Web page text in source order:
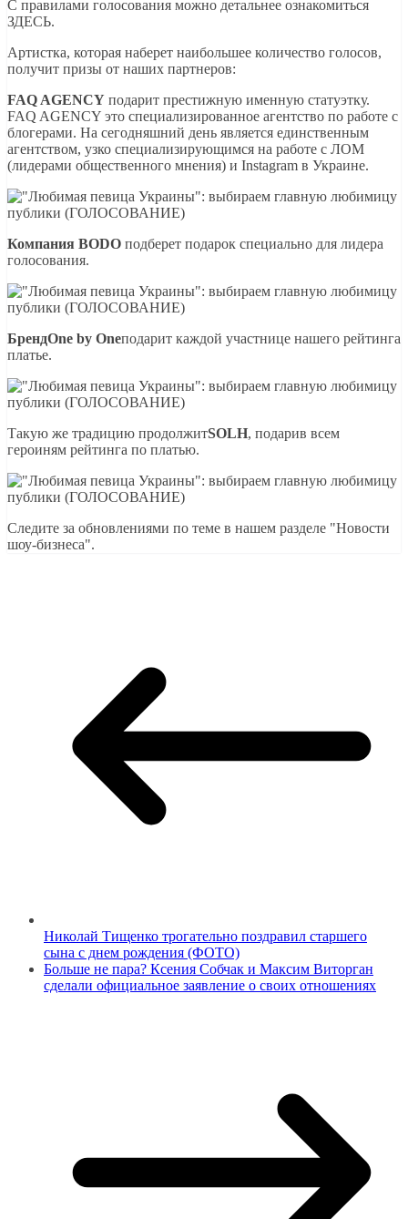
С правилами голосования можно детальнее ознакомиться
ЗДЕСЬ.
Артистка, которая наберет наибольшее количество голосов,
получит призы от наших партнеров:
FAQ AGENCY подарит престижную именную статуэтку.
FAQ AGENCY это специализированное агентство по работе с
блогерами. На сегодняшний день является единственным
агентством, узко специализирующимся на работе с ЛОМ
(лидерами общественного мнения) и Instagram в Украине.
Компания BODO подберет подарок специально для лидера
голосования.
БрендOne by Oneподарит каждой участнице нашего рейтинга
платье.
Такую же традицию продолжитSOLH, подарив всем
героиням рейтинга по платью.
Следите за обновлениями по теме в нашем разделе "Новости
шоу-бизнеса".
Николай Тищенко трогательно поздравил старшего
сына с днем рождения (ФОТО)
Больше не пара? Ксения Собчак и Максим Виторган
сделали официальное заявление о своих отношениях